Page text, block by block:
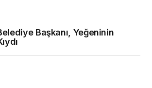
Başkanı, Yeğeninin